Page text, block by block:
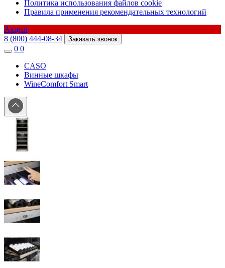
Политика использования файлов cookie
Правила применения рекомендательных технологий
Акции
8 (800) 444-08-34
Заказать звонок
0 0
CASO
Винные шкафы
WineComfort Smart